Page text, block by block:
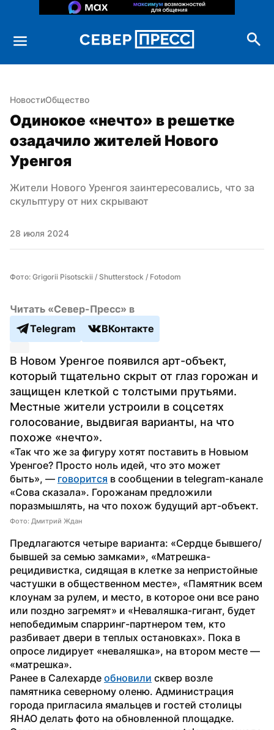
НовостиОбщество
Одинокое «нечто» в решетке
озадачило жителей Нового
Уренгоя
Жители Нового Уренгоя заинтересовались, что за
скульптуру от них скрывают
28 июля 2024
Фото: Grigorii Pisotsckii / Shutterstock / Fotodom
Читать «Север-Пресс» в
Telegram
ВКонтакте
В Новом Уренгое появился арт-объект,
который тщательно скрыт от глаз горожан и
защищен клеткой с толстыми прутьями.
Местные жители устроили в соцсетях
голосование, выдвигая варианты, на что
похоже «нечто».
«Так что же за фигуру хотят поставить в Новыом
Уренгое? Просто ноль идей, что это может
быть», — говорится в сообщении в telegram-канале
«Сова сказала». Горожанам предложили
поразмышлять, на что похож будущий арт-объект.
Фото: Дмитрий Ждан
Предлагаются четыре варианта: «Сердце бывшего/
бывшей за семью замками», «Матрешка-
рецидивистка, сидящая в клетке за непристойные
частушки в общественном месте», «Памятник всем
клоунам за рулем, и место, в которое они все рано
или поздно загремят» и «Неваляшка-гигант, будет
непобедимым спарринг-партнером тем, кто
разбивает двери в теплых остановках». Пока в
опросе лидирует «неваляшка», на втором месте —
«матрешка».
Ранее в Салехарде обновили сквер возле
памятника северному оленю. Администрация
города пригласила ямальцев и гостей столицы
ЯНАО делать фото на обновленной площадке.